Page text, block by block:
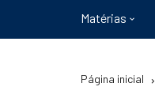
Matérias
Página inicial